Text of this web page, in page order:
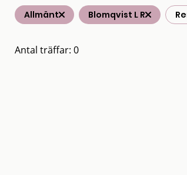
Allmänt Blomqvist L R
Antal träffar: 0